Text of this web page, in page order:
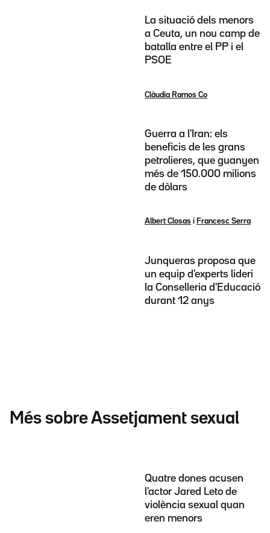
La situació dels menors
a Ceuta, un nou camp de
batalla entre el PP i el
PSOE
Clàudia Ramos Co
Guerra a l'Iran: els
beneficis de les grans
petrolieres, que guanyen
més de 150.000 milions
de dòlars
Albert Closas i Francesc Serra
Junqueras proposa que
un equip d'experts lideri
la Conselleria d'Educació
durant 12 anys
Més sobre Assetjament sexual
Quatre dones acusen
l'actor Jared Leto de
violència sexual quan
eren menors